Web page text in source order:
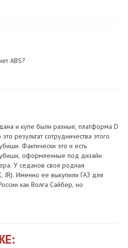
ABS?
и купе были разные, платформа D
это результат сотрудничества этого
Фактически это и есть
оформленные под дизайн
У седанов своя родная
JR). Именно ее выкупили ГАЗ для
как Волга Сайбер, но